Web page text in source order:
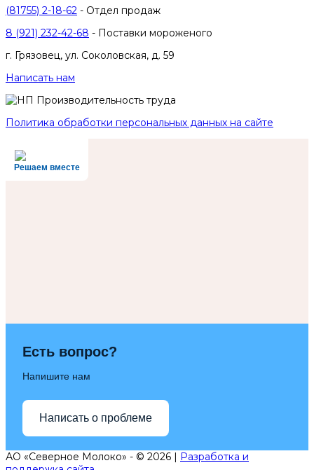
(81755) 2-18-62 - Отдел продаж
8 (921) 232-42-68 - Поставки мороженого
г. Грязовец, ул. Соколовская, д. 59
Написать нам
Политика обработки персональных данных на сайте
Решаем вместе
Есть вопрос?
Напишите нам
Написать о проблеме
АО «Северное Молоко» - © 2026 | Разработка и